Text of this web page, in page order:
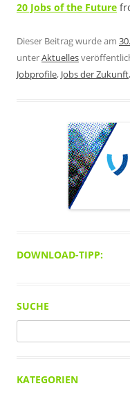
20 Jobs of the Future
Dieser Beitrag wurde am
unterAktuelles
Jobprofile, Jobs der Zukunft,
DOWNLOAD-TIPP:
SUCHE
nach:
KATEGORIEN